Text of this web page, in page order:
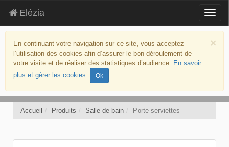
aller
contenu
menu
d’accessibilité
×
En continuant votre navigation sur ce site, vous acceptez
l’utilisation des cookies afin d’assurer le bon déroulement de
votre visite et de réaliser des statistiques d’audience. En savoir
plus et gérer les cookies. Ok
Elézia
Accueil Produits Salle de bain Porte serviettes